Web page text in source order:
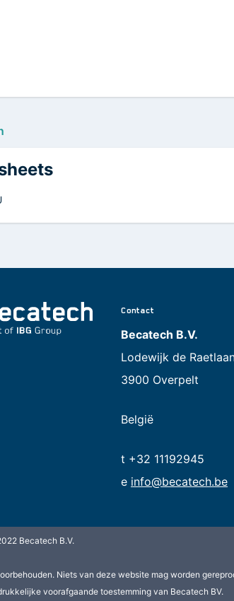
Contact
Becatech B.V.
Lodewijk de
3900 Overpelt
België
t +32 11192945
e info@becatech.be
Becatech B.V.
Niets van deze website mag worden
voorafgaande toestemming van Becatech BV.